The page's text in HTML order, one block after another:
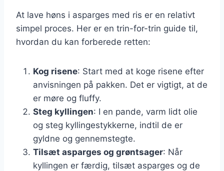
At lave høns i asparges med ris er en relativt
simpel proces. Her er en trin-for-trin guide til,
hvordan du kan forberede retten:
Kog risene: Start med at koge risene efter
anvisningen på pakken. Det er vigtigt, at de
er møre og fluffy.
Steg kyllingen: I en pande, varm lidt olie
og steg kyllingestykkerne, indtil de er
gyldne og gennemstegte.
Tilsæt asparges og grøntsager: Når
kyllingen er færdig, tilsæt asparges og de